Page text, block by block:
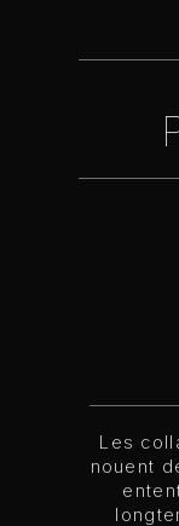
Les
nouent des
entente
longtemps.